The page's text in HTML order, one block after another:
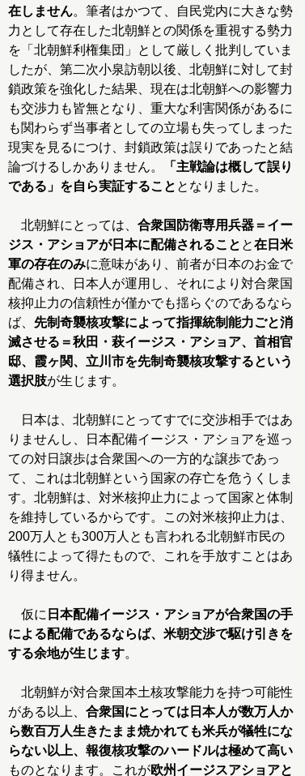
在しません。筆者はかつて、自民党内に大きな勢
力として存在した北朝鮮との関係を重視する勢力
を「北朝鮮利権集団」として厳しく批判していま
したが、第二次小泉訪朝以後、北朝鮮に対して封
鎖政策を強化した結果、現在は北朝鮮への影響力
も交渉力も皆無となり、重大な利害関係があるに
も関わらず当事者としての立場も失ってしまった
現実を見るにつけ、封鎖政策は誤りであったと結
論づけるしかありません。
「主戦論は概して誤り
である」を自ら実証すること となりました。
北朝鮮にとっては、 合衆国防衛専用兵器＝イー
ジス・アショアが日本に配備されること と在日米
軍の存在のみに意味があり、前者が日本のお金で
配備され、日本人が運用し、それにより対合衆国
核抑止力の信頼性が僅かでも揺らぐのであるなら
ば、 先制奇襲核攻撃によって指揮統制能力ごと消
滅させる＝秋田・萩イージス・アショア、首相官
邸、霞ヶ関、立川市を先制奇襲核攻撃するという
選択肢が生じます。
日本は、北朝鮮にとってすでに交渉相手ではあ
りませんし、日本配備イージス・アショアを巡っ
ての対日譲歩は合衆国への一方的な譲歩であっ
て、これは北朝鮮という国家の存亡を危うくしま
す。北朝鮮は、対米核抑止力によって国家と体制
を維持しているからです。この対米核抑止力は、
200万人とも300万人とも言われる北朝鮮市民の
犠牲によって得たもので、これを手放すことはあ
り得ません。
仮に 日本配備イージス・アショアが合衆国の手
による配備であるならば、米朝交渉で駆け引きを
する余地が生じます。
北朝鮮が対合衆国本土核攻撃能力を持つ可能性
がある以上、 合衆国にとっては日本人が数万人か
ら数百万人生きたまま焼かれても米兵が犠牲にな
らない以上、報復核攻撃のハードルは極めて高い
ものとなります。これが欧州イージスアショアと